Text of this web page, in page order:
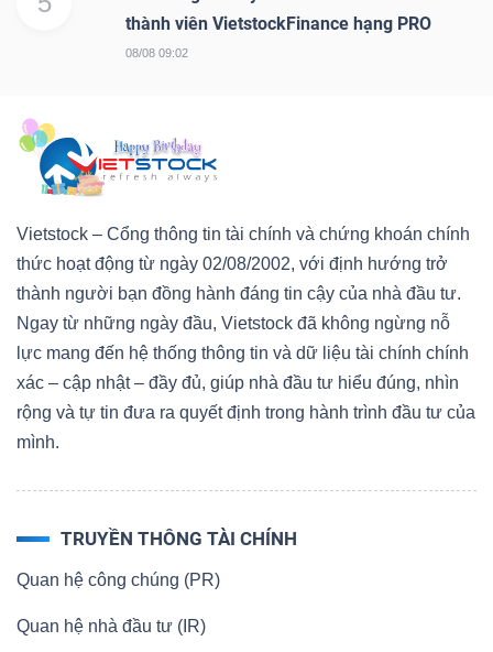
thành viên VietstockFinance hạng PRO
08/08 09:02
Vietstock – Cổng thông tin tài chính và chứng khoán chính
thức hoạt động từ ngày 02/08/2002, với định hướng trở
thành người bạn đồng hành đáng tin cậy của nhà đầu tư.
Ngay từ những ngày đầu, Vietstock đã không ngừng nỗ
lực mang đến hệ thống thông tin và dữ liệu tài chính chính
xác – cập nhật – đầy đủ, giúp nhà đầu tư hiểu đúng, nhìn
rộng và tự tin đưa ra quyết định trong hành trình đầu tư của
mình.
TRUYỀN THÔNG TÀI CHÍNH
Quan hệ công chúng (PR)
Quan hệ nhà đầu tư (IR)